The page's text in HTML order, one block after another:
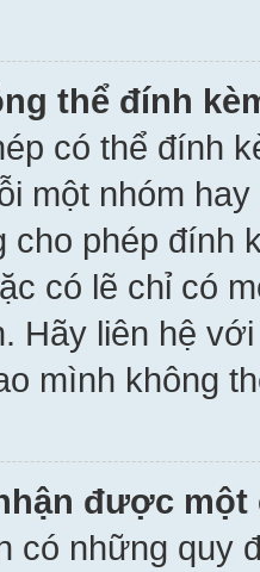
thể đính
có thể đính
một nhóm
cho phép đính
có lẽ chỉ có
Hãy liên hệ
mình không
được một
có những quy